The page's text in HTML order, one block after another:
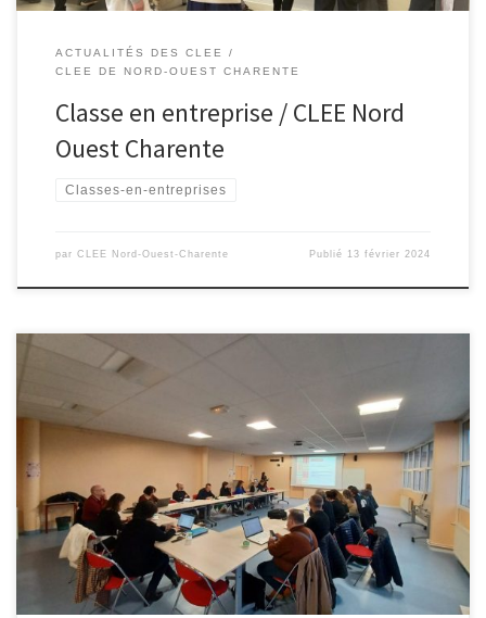
ACTUALITÉS DES CLEE
CLEE DE NORD-OUEST CHARENTE
Classe en entreprise / CLEE Nord
Ouest Charente
Classes-en-entreprises
par CLEE Nord-Ouest-Charente Publié 13 février 2024
Ce mercredi 7 février 2024, le lycée Ernest PEROCHON recevait la
réunion plénière du CLEE de Gâtine, à l’invitation de Mmes
Isabelle CARCIA et Isabelle GROLLIER, copilotes du CLEE. A l’ordre
du jour : – Intervention de Mme DELION, référente du bureau des
entreprises du LP Les Grippeaux et de […]